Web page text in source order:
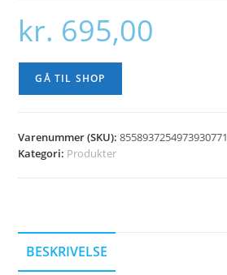
kr. 695,00
GÅ TIL SHOP
Varenummer (SKU):8558937254973930771
Kategori: Produkter
BESKRIVELSE